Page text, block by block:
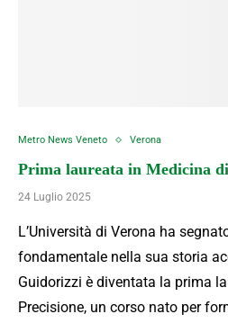
Metro News Veneto Verona
Prima laureata in Medicina
24 Luglio 2025
L’Università di Verona ha
fondamentale nella sua storia
Guidorizzi è diventata la prima
Precisione, un corso nato per